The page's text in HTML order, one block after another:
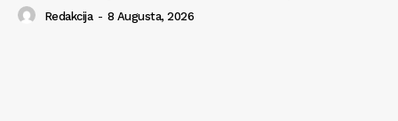
Redakcija - 8 Augusta, 2026